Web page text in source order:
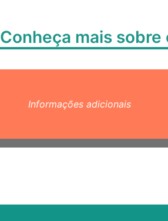
Conheça mais sobre
Informações adicionais